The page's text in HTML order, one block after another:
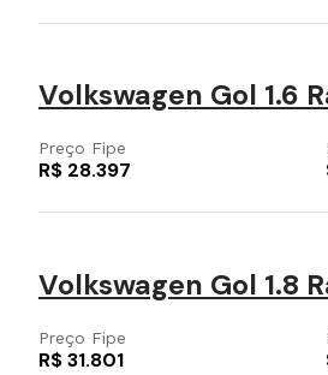
Volkswagen Gol 1.6
Preço Fipe
R$ 28.397
Volkswagen Gol 1.8
Preço Fipe
R$ 31.801